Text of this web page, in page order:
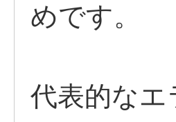
めです。
代表的な